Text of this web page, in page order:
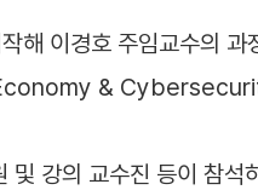
해 이경호 주임교수의
&
강의 교수진 등이 참